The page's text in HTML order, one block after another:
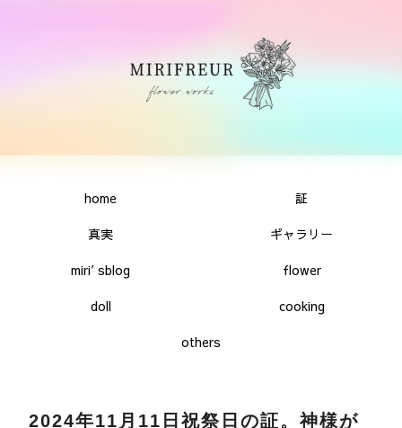
home
証
真実
ギャラリー
miri′sblog
flower
doll
cooking
others
2024年11月11日祝祭日の証。神様が